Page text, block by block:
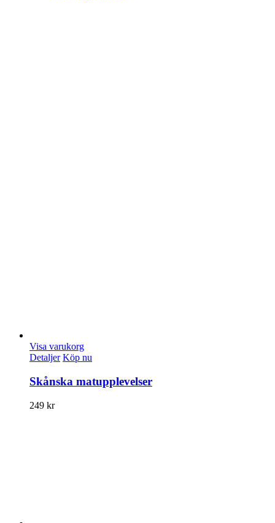
Visa varukorg
Detaljer Köp nu
Skånska matupplevelser
249 kr